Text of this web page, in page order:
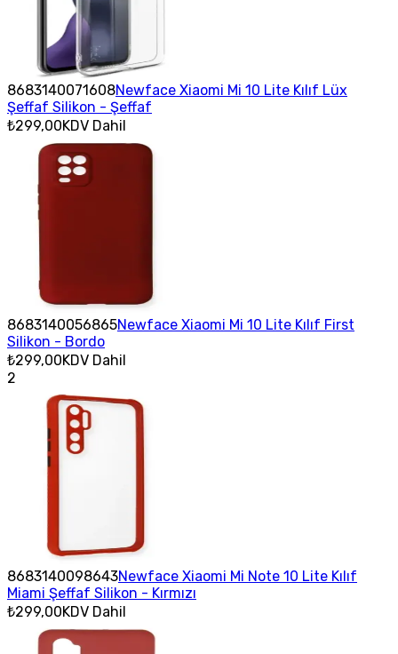
8683140071608Newface Xiaomi Mi 10 Lite Kılıf Lüx
Şeffaf Silikon - Şeffaf
₺299,00KDV Dahil
8683140056865Newface Xiaomi Mi 10 Lite Kılıf First
Silikon - Bordo
₺299,00KDV Dahil
2
8683140098643Newface Xiaomi Mi Note 10 Lite Kılıf
Miami Şeffaf Silikon - Kırmızı
₺299,00KDV Dahil